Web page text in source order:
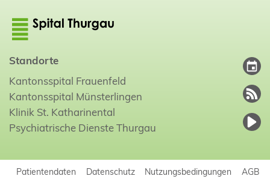
Standorte
Kantonsspital Frauenfeld
Kantonsspital Münsterlingen
Klinik St. Katharinental
Psychiatrische Dienste Thurgau
Patientendaten Datenschutz Nutzungsbedingungen AGB